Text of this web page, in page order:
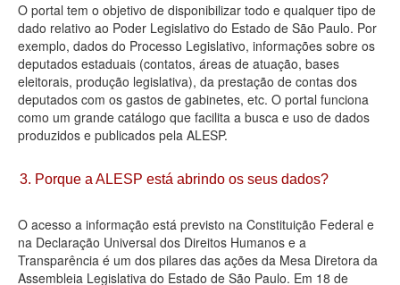
Agenda
Perguntas frequentes
Contato
O portal tem o objetivo de disponibilizar todo e qualquer tipo de
dado relativo ao Poder Legislativo do Estado de São Paulo. Por
exemplo, dados do Processo Legislativo, informações sobre os
deputados estaduais (contatos, áreas de atuação, bases
eleitorais, produção legislativa), da prestação de contas dos
deputados com os gastos de gabinetes, etc. O portal funciona
como um grande catálogo que facilita a busca e uso de dados
produzidos e publicados pela ALESP.
3. Porque a ALESP está abrindo os seus dados?
O acesso a informação está previsto na Constituição Federal e
na Declaração Universal dos Direitos Humanos e a
Transparência é um dos pilares das ações da Mesa Diretora da
Assembleia Legislativa do Estado de São Paulo. Em 18 de